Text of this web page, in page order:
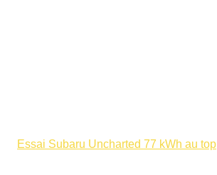
Essai Subaru Uncharted 77 kWh au top